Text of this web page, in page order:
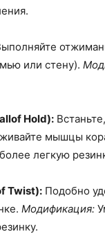
или стену).
Hold):
мышцы
легкую
Twist): Подобно
Модификация: